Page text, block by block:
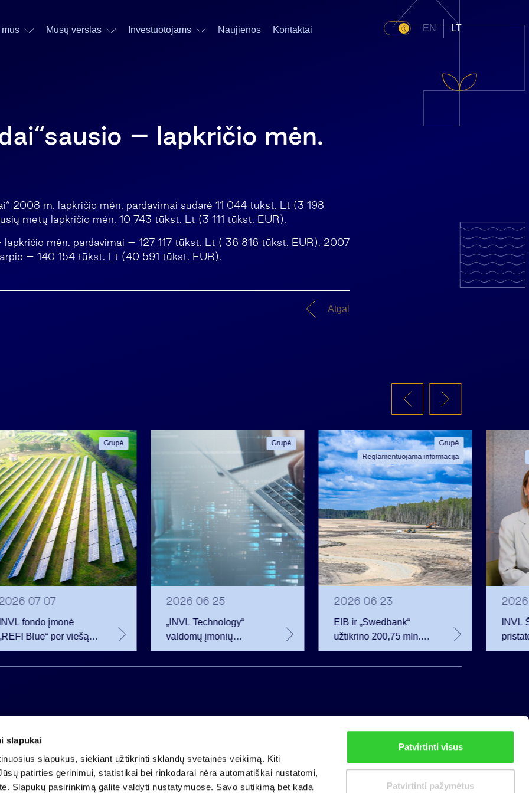
slapukai
slapukus, siekiant užtikrinti sklandų svetainės veikimą. Kiti
patirties gerinimui, statistikai bei rinkodarai nėra automatiškai nustatomi,
Slapukų pasirinkimą galite valdyti nustatymuose. Savo sutikimą bet kada
Patvirtinti visus
Patvirtinti pažymėtus
Mūsų verslas Investuotojams Naujienos Kontaktai EN LT
– lapkričio mėn.
2008 m. lapkričio mėn. pardavimai sudarė 11 044 tūkst. Lt (3 198
metų lapkričio mėn. 10 743 tūkst. Lt (3 111 tūkst. EUR).
mėn. pardavimai – 127 117 tūkst. Lt ( 36 816 tūkst. EUR), 2007
– 140 154 tūkst. Lt (40 591 tūkst. EUR).
Atgal
Grupė
07 07
INVL fondo įmonė
Blue“ per viešą
emisiją
12 mln. eurų –
Grupė
2026 06 25
„INVL Technology“
valdomų įmonių
darbuotojai realizavo
opcionus ir tapo
Grupė
Reglamentuojama informacija
2026 06 23
EIB ir „Swedbank“
užtikrino 200,75 mln.
eurų finansavimą
Rūdninkų karinio
INVL
Įmonės kodas 121304349
PVM mokėtojo kodas LT213043414
Įregistruota VĮ Registrų centras
Privatumo politika
Slapukų politika